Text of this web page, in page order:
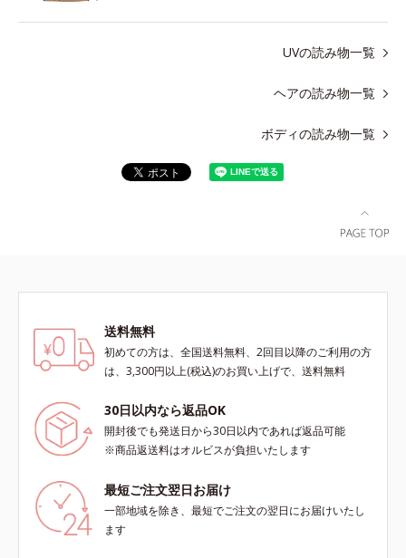
UVの読み物一覧
ヘアの読み物一覧
ボディの読み物一覧
送料無料
初めての方は、全国送料無料、2回目以降のご利用の方
は、3,300円以上(税込)のお買い上げで、送料無料
30日以内なら返品OK
開封後でも発送日から30日以内であれば返品可能
※商品返送料はオルビスが負担いたします
最短ご注文翌日お届け
一部地域を除き、最短でご注文の翌日にお届けいたし
ます